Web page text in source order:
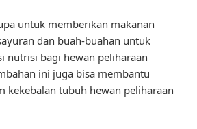
untuk memberikan makanan
dan buah-buahan untuk
nutrisi bagi hewan peliharaan
ini juga bisa membantu
kekebalan tubuh hewan peliharaan